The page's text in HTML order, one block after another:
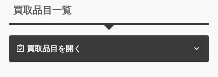
買取品目一覧
買取品目を開く